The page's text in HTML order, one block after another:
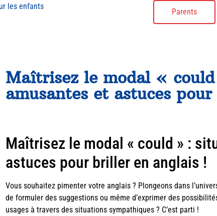
les enfants
Parents
Maîtrisez le modal «
amusantes et astuces
Maîtrisez le modal « could » :
astuces pour briller en anglais !
Vous souhaitez pimenter votre anglais ? Plongeons dans
de formuler des suggestions ou même d’exprimer des
usages à travers des situations sympathiques ? C’est parti !